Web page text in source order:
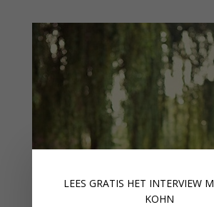
LEES GRATIS HET INTERVIEW M
KOHN